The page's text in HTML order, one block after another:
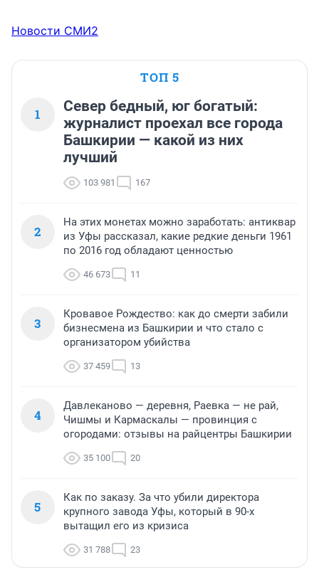
Новости СМИ2
ТОП 5
1
Север бедный, юг богатый:
журналист проехал все города
Башкирии — какой из них
лучший
103 981 167
2
На этих монетах можно заработать: антиквар
из Уфы рассказал, какие редкие деньги 1961
по 2016 год обладают ценностью
46 673 11
3
Кровавое Рождество: как до смерти забили
бизнесмена из Башкирии и что стало с
организатором убийства
37 459 13
4
Давлеканово — деревня, Раевка — не рай,
Чишмы и Кармаскалы — провинция с
огородами: отзывы на райцентры Башкирии
35 100 20
5
Как по заказу. За что убили директора
крупного завода Уфы, который в 90-х
вытащил его из кризиса
31 788 23